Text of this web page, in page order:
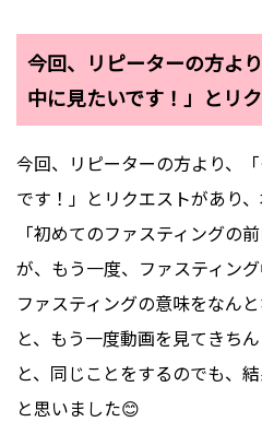
今回、リピーターの方よ
中に見たいです！」とリ
今回、リピーターの方より、
です！」とリクエストがあり
「初めてのファスティングの
が、もう一度、ファスティン
ファスティングの意味をなん
と、もう一度動画を見てきち
と、同じことをするのでも、
と思いました😊